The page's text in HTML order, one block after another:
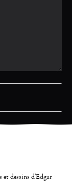
et dessins d'Edgar